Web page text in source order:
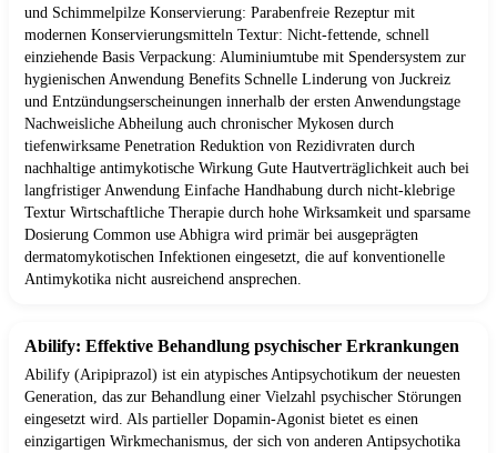
und Schimmelpilze Konservierung: Parabenfreie Rezeptur mit
modernen Konservierungsmitteln Textur: Nicht-fettende, schnell
einziehende Basis Verpackung: Aluminiumtube mit Spendersystem zur
hygienischen Anwendung Benefits Schnelle Linderung von Juckreiz
und Entzündungserscheinungen innerhalb der ersten Anwendungstage
Nachweisliche Abheilung auch chronischer Mykosen durch
tiefenwirksame Penetration Reduktion von Rezidivraten durch
nachhaltige antimykotische Wirkung Gute Hautverträglichkeit auch bei
langfristiger Anwendung Einfache Handhabung durch nicht-klebrige
Textur Wirtschaftliche Therapie durch hohe Wirksamkeit und sparsame
Dosierung Common use Abhigra wird primär bei ausgeprägten
dermatomykotischen Infektionen eingesetzt, die auf konventionelle
Antimykotika nicht ausreichend ansprechen.
Abilify: Effektive Behandlung psychischer Erkrankungen
Abilify (Aripiprazol) ist ein atypisches Antipsychotikum der neuesten
Generation, das zur Behandlung einer Vielzahl psychischer Störungen
eingesetzt wird. Als partieller Dopamin-Agonist bietet es einen
einzigartigen Wirkmechanismus, der sich von anderen Antipsychotika